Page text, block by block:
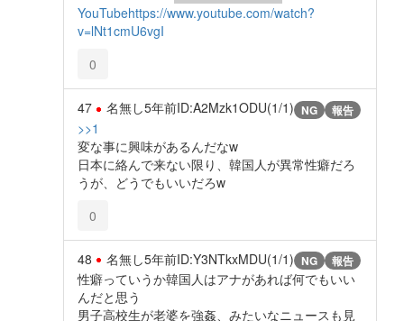
YouTubehttps://www.youtube.com/watch?
v=lNt1cmU6vgI
0
47 名無し5年前ID:A2Mzk1ODU(1/1) NG 報告
>>1
変な事に興味があるんだなw
日本に絡んで来ない限り、韓国人が異常性癖だろ
うが、どうでもいいだろw
0
48 名無し5年前ID:Y3NTkxMDU(1/1) NG 報告
性癖っていうか韓国人はアナがあれば何でもいい
んだと思う
男子高校生が老婆を強姦、みたいなニュースも見